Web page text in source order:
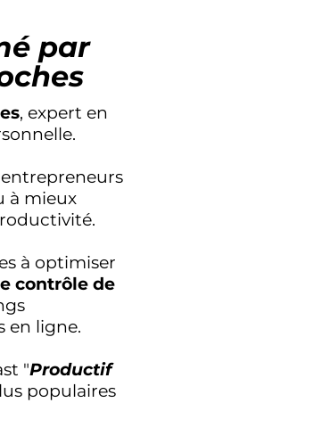
par
, expert en
à mieux
à optimiser
contrôle de
en ligne.
"Productif
populaires